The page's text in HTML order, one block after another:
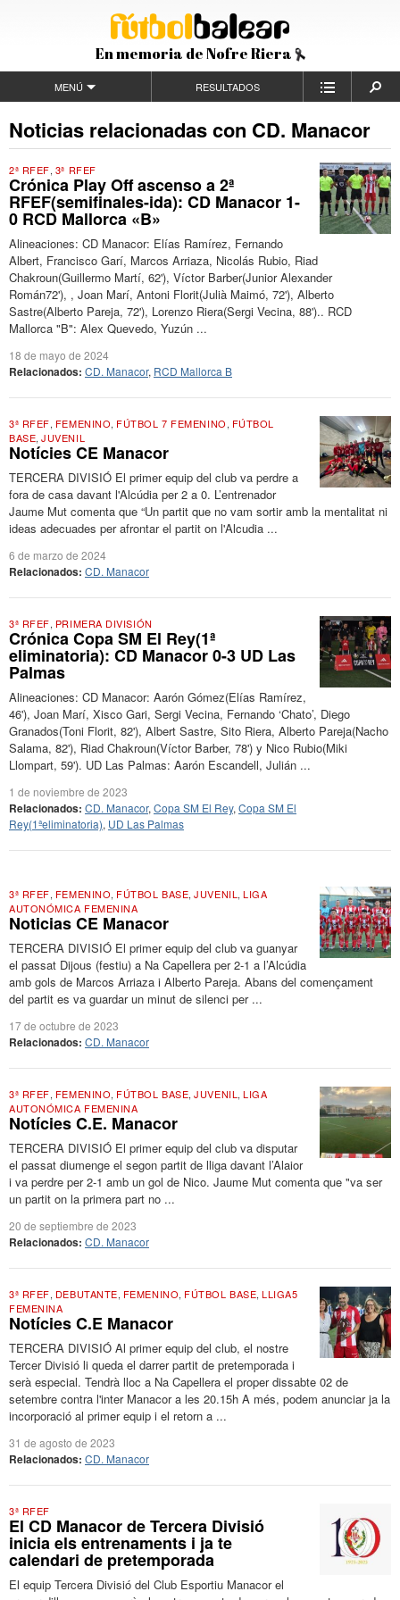
En memoria de Nofre Riera
MENÚ RESULTADOS
Noticias relacionadas con CD. Manacor
2ª RFEF, 3ª RFEF
Crónica Play Off ascenso a 2ª
RFEF(semifinales-ida): CD Manacor 1-
0 RCD Mallorca «B»
Alineaciones: CD Manacor: Elías Ramírez, Fernando
Albert, Francisco Garí, Marcos Arriaza, Nicolás Rubio, Riad
Chakroun(Guillermo Martí, 62'), Víctor Barber(Junior Alexander
Román72'), , Joan Marí, Antoni Florit(Julià Maimó, 72'), Alberto
Sastre(Alberto Pareja, 72'), Lorenzo Riera(Sergi Vecina, 88').. RCD
Mallorca "B": Alex Quevedo, Yuzún ...
18 de mayo de 2024
Relacionados: CD. Manacor, RCD Mallorca B
3ª RFEF, FEMENINO, FÚTBOL 7 FEMENINO, FÚTBOL
BASE,JUVENIL
Notícies CE Manacor
TERCERA DIVISIÓ El primer equip del club va perdre a
fora de casa davant l'Alcúdia per 2 a 0. L’entrenador
Jaume Mut comenta que “Un partit que no vam sortir amb la mentalitat ni
ideas adecuades per afrontar el partit on l'Alcudia ...
6 de marzo de 2024
Relacionados: CD. Manacor
3ª RFEF, PRIMERA DIVISIÓN
Crónica Copa SM El Rey(1ª
eliminatoria): CD Manacor 0-3 UD Las
Palmas
Alineaciones: CD Manacor: Aarón Gómez(Elías Ramírez,
46'), Joan Marí, Xisco Gari, Sergi Vecina, Fernando ‘Chato’, Diego
Granados(Toni Florit, 82'), Albert Sastre, Sito Riera, Alberto Pareja(Nacho
Salama, 82'), Riad Chakroun(Víctor Barber, 78') y Nico Rubio(Miki
Llompart, 59'). UD Las Palmas: Aarón Escandell, Julián ...
1 de noviembre de 2023
Relacionados: CD. Manacor, Copa SM El Rey, Copa SM El
Rey(1ªeliminatoria), UD Las Palmas
3ª RFEF, FEMENINO, FÚTBOL BASE,JUVENIL ,LIGA
AUTONÓMICA FEMENINA
Noticias CE Manacor
TERCERA DIVISIÓ El primer equip del club va guanyar
el passat Dijous (festiu) a Na Capellera per 2-1 a l’Alcúdia
amb gols de Marcos Arriaza i Alberto Pareja. Abans del començament
del partit es va guardar un minut de silenci per ...
17 de octubre de 2023
Relacionados: CD. Manacor
3ª RFEF, FEMENINO, FÚTBOL BASE,JUVENIL ,LIGA
AUTONÓMICA FEMENINA
Notícies C.E. Manacor
TERCERA DIVISIÓ El primer equip del club va disputar
el passat diumenge el segon partit de lliga davant l’Alaior
i va perdre per 2-1 amb un gol de Nico. Jaume Mut comenta que "va ser
un partit on la primera part no ...
20 de septiembre de 2023
Relacionados: CD. Manacor
3ª RFEF, DEBUTANTE, FEMENINO, FÚTBOL BASE,LLIGA5
FEMENINA
Notícies C.E Manacor
TERCERA DIVISIÓ Al primer equip del club, el nostre
Tercer Divisió li queda el darrer partit de pretemporada i
serà especial. Tendrà lloc a Na Capellera el proper dissabte 02 de
setembre contra l'inter Manacor a les 20.15h A més, podem anunciar ja la
incorporació al primer equip i el retorn a ...
31 de agosto de 2023
Relacionados: CD. Manacor
3ª RFEF
El CD Manacor de Tercera Divisió
inicia els entrenaments i ja te
calendari de pretemporada
El equip Tercera Divisió del Club Esportiu Manacor el